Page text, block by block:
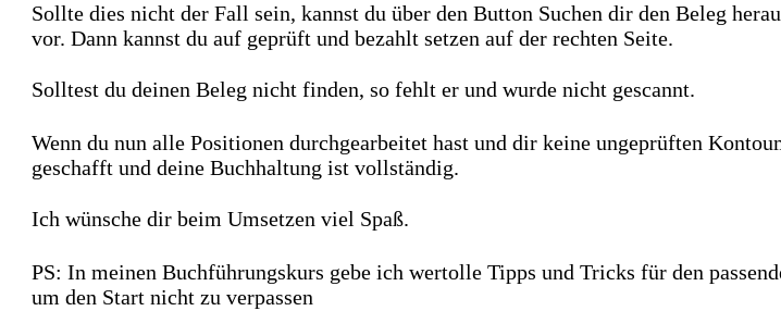
Sollte dies nicht der Fall sein, kannst du über den Button Suchen dir den Beleg
vor. Dann kannst du auf geprüft und bezahlt setzen auf der rechten Seite.
Solltest du deinen Beleg nicht finden, so fehlt er und wurde nicht gescannt.
Wenn du nun alle Positionen durchgearbeitet hast und dir keine ungeprüften
geschafft und deine Buchhaltung ist vollständig.
Ich wünsche dir beim Umsetzen viel Spaß.
PS: In meinen Buchführungskurs gebe ich wertolle Tipps und Tricks für den
um den Start nicht zu verpassen